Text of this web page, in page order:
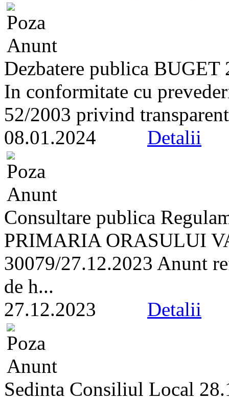
Dezbatere publica BUGET
In conformitate cu
52/2003 privind
08.01.2024 Detalii
Consultare publica
PRIMARIA ORASULUI
30079/27.12.2023 Anunt
de h...
27.12.2023 Detalii
Sedinta Consiliul Local